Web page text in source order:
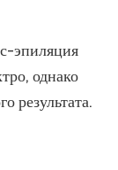
эпиляция
однако
результата.